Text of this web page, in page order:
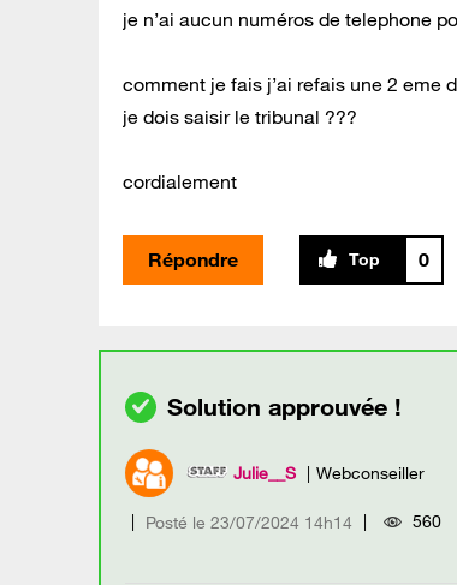
je n’ai aucun numéros de telephone
comment je fais j’ai refais une 2 eme
je dois saisir le tribunal ???
cordialement
Répondre 0
Julie__S Webconseiller
Posté le ‎23/07/2024 14h14 560